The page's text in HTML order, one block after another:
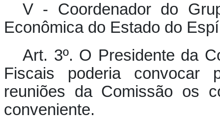
V - Coordenador do
Econômica do Estado do
Art. 3º. O Presidente da
Fiscais poderia convocar
reuniões da Comissão os
conveniente.